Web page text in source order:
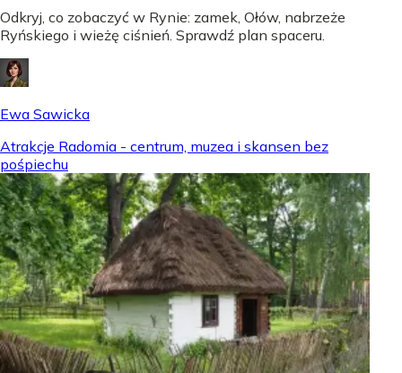
Odkryj, co zobaczyć w Rynie: zamek, Ołów, nabrzeże
Ryńskiego i wieżę ciśnień. Sprawdź plan spaceru.
Ewa Sawicka
Atrakcje Radomia - centrum, muzea i skansen bez
pośpiechu